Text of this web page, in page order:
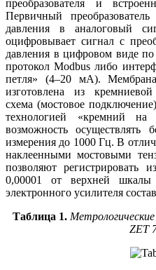
преобразователя и
Первичный преобразователь
давления в аналоговый
оцифровывает сигнал с
давления в цифровом виде по
протокол Modbus либо
петля» (4–20 мА). Мембрана
изготовлена из
схема (мостовое
технологией «кремний
возможность осуществлять
измерения до 1000 Гц. В
наклеенными мостовыми
позволяют регистрировать
0,00001 от верхней шкалы
электронного усилителя
Таблица 1.
ZET